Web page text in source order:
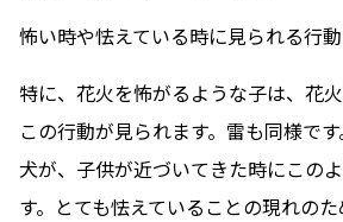
怖い時や怯えている時に見られる行動
特に、花火を怖がるような子は、花
この行動が見られます。雷も同様で
犬が、子供が近づいてきた時にこの
す。とても怯えていることの現れの